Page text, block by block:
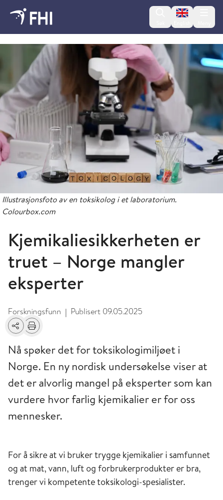
Change
2025 - nyheter fra FHI
Illustrasjonsfoto av en toksikolog i et laboratorium.
Colourbox.com
Kjemikaliesikkerheten er
truet – Norge mangler
eksperter
Forskningsfunn | Publisert 09.05.2025
Del Skriv ut
Nå spøker det for toksikologimiljøet i
Norge. En ny nordisk undersøkelse viser at
det er alvorlig mangel på eksperter som kan
vurdere hvor farlig kjemikalier er for oss
mennesker.
For å sikre at vi bruker trygge kjemikalier i samfunnet
og at mat, vann, luft og forbrukerprodukter er bra,
trenger vi kompetente toksikologi-spesialister.